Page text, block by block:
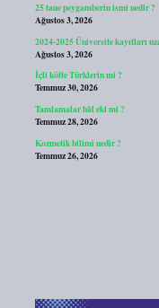
25 tane peygamberin ismi nedir ?
Ağustos 3, 2026
2024-2025 Üniversite kayıtları
Ağustos 3, 2026
İçli köfte Türklerin mi ?
Temmuz 30, 2026
Tamlamalar hâl eki mi ?
Temmuz 28, 2026
Kozmetik bilimi nedir ?
Temmuz 26, 2026